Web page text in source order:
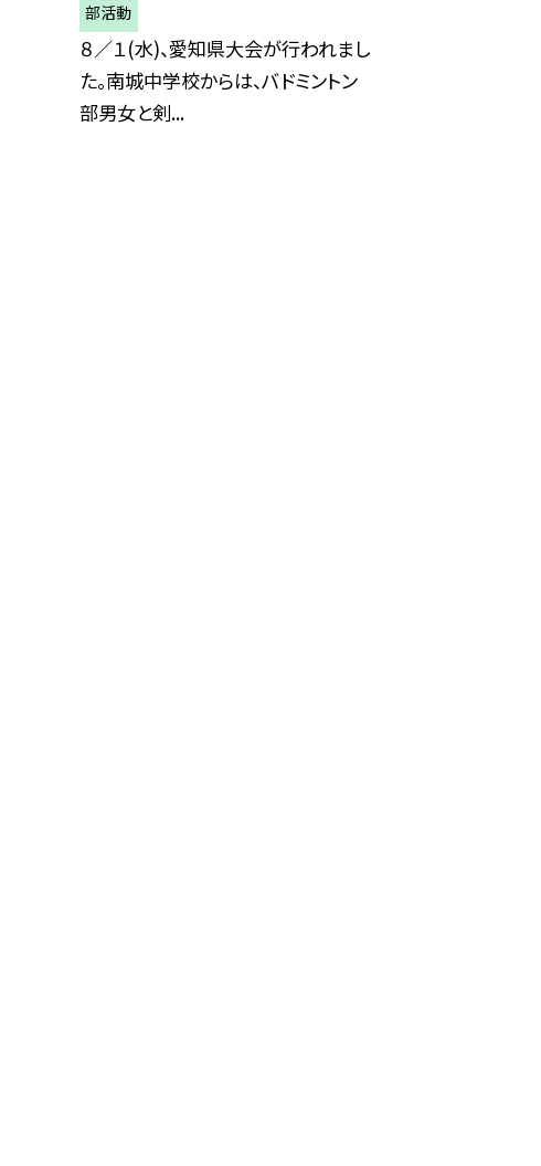
部活動
８／１(水)、愛知県大会が行われまし
た。南城中学校からは、バドミントン
部男女と剣...